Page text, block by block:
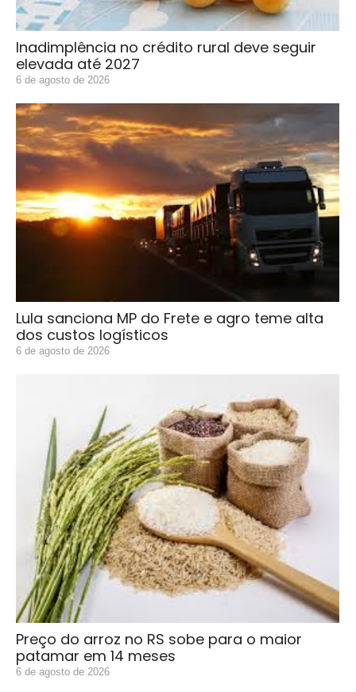
Inadimplência no crédito rural deve seguir
elevada até 2027
6 de agosto de 2026
Lula sanciona MP do Frete e agro teme alta
dos custos logísticos
6 de agosto de 2026
Preço do arroz no RS sobe para o maior
patamar em 14 meses
6 de agosto de 2026